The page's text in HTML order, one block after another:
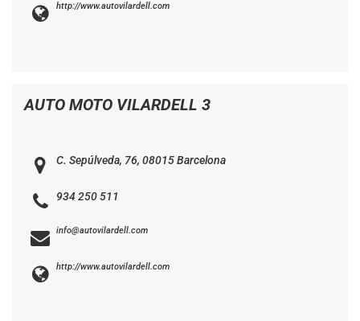
http://www.autovilardell.com
AUTO MOTO VILARDELL 3
C. Sepúlveda, 76, 08015 Barcelona
934 250 511
info@autovilardell.com
http://www.autovilardell.com